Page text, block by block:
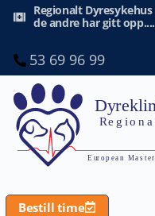
Regionalt
de andre har gitt opp....
53 69 96 99
Bestill time